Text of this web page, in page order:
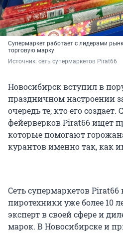
Супермаркет работает с лидерами
торговую марку
Источник: сеть супермаркетов Pirat66
Новосибирск вступил в
праздничном настроении
очередь те, кто его создает.
фейерверков Pirat66 ищет
которые помогают
курантов именно так, как
Сеть супермаркетов
пиротехники уже более 10
эксперт в своей сфере и
марок. В Новосибирске и